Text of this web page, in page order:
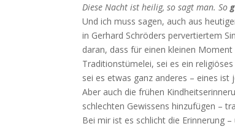
Diese Nacht ist heilig, so sagt man. So
Und ich muss sagen, auch aus
in Gerhard Schröders pervertiertem
daran, dass für einen kleinen
Traditionstümelei, sei es ein
sei es etwas ganz anderes – eines
Aber auch die frühen
schlechten Gewissens hinzufügen –
Bei mir ist es schlicht die Erinnerung